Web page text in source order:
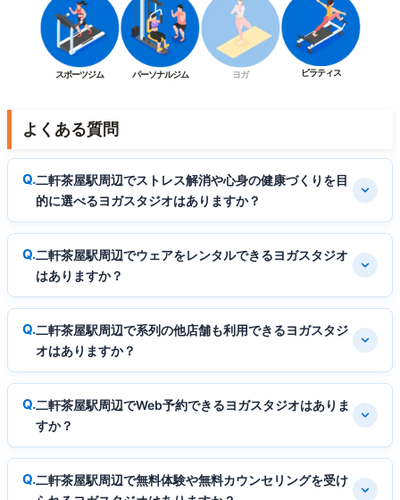
スポーツジム パーソナルジム ヨガ ピラティス
よくある質問
二軒茶屋駅周辺でストレス解消や心身の健康づくりを目
的に選べるヨガスタジオはありますか？
二軒茶屋駅周辺でウェアをレンタルできるヨガスタジオ
はありますか？
二軒茶屋駅周辺で系列の他店舗も利用できるヨガスタジ
オはありますか？
二軒茶屋駅周辺でWeb予約できるヨガスタジオはありま
すか？
二軒茶屋駅周辺で無料体験や無料カウンセリングを受け